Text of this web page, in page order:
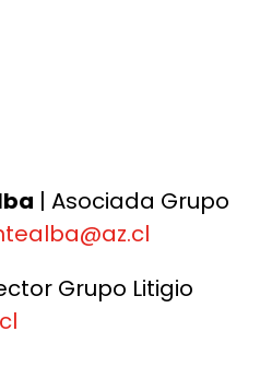
| Asociada Grupo
Grupo Litigio